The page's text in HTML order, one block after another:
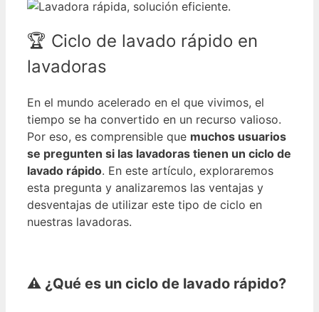
🏆 Ciclo de lavado rápido en
lavadoras
En el mundo acelerado en el que vivimos, el
tiempo se ha convertido en un recurso valioso.
Por eso, es comprensible que muchos usuarios
se pregunten si las lavadoras tienen un ciclo de
lavado rápido. En este artículo, exploraremos
esta pregunta y analizaremos las ventajas y
desventajas de utilizar este tipo de ciclo en
nuestras lavadoras.
⚠️ ¿Qué es un ciclo de lavado rápido?